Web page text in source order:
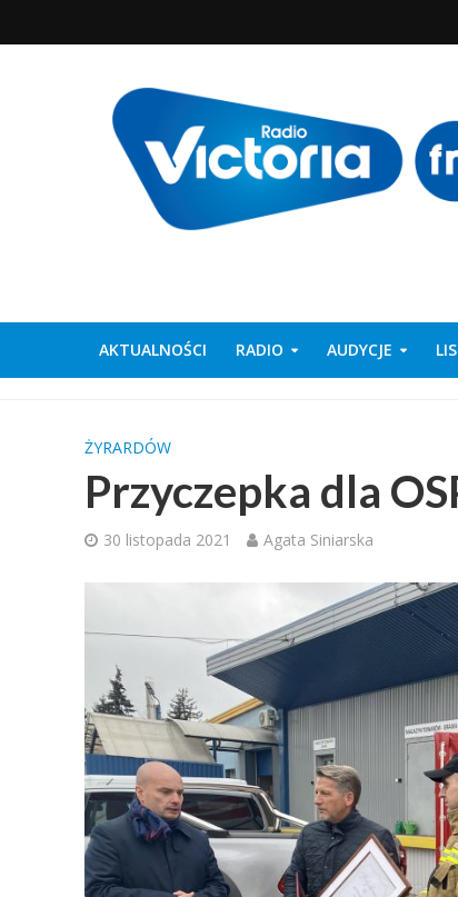
AKTUALNOŚCI RADIO AUDYCJE
ŻYRARDÓW
Przyczepka dla
30 listopada 2021 Agata Siniarska